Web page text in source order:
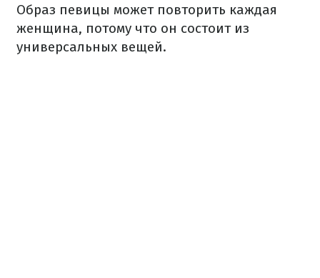
Образ певицы может повторить каждая
женщина, потому что он состоит из
универсальных вещей.